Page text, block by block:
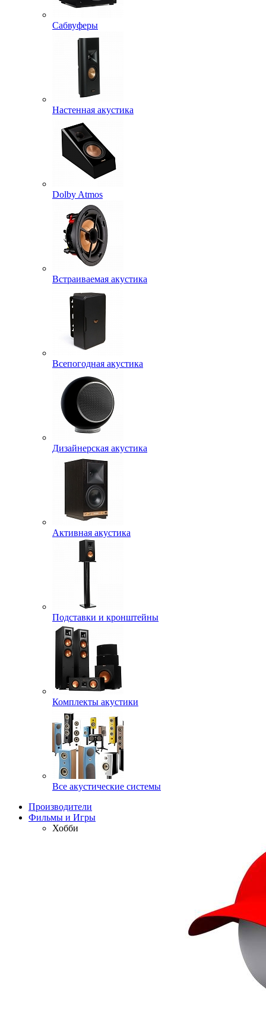
Сабвуферы
Настенная акустика
Dolby Atmos
Встраиваемая акустика
Всепогодная акустика
Дизайнерская акустика
Активная акустика
Подставки и кронштейны
Комплекты акустики
Все акустические системы
Производители
Фильмы и Игры
Хобби